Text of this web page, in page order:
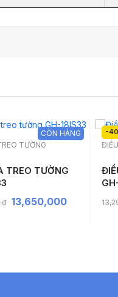
TƯỜNG
TREO TƯỜNG
CÒN HÀNG
đ 13,650,000
-